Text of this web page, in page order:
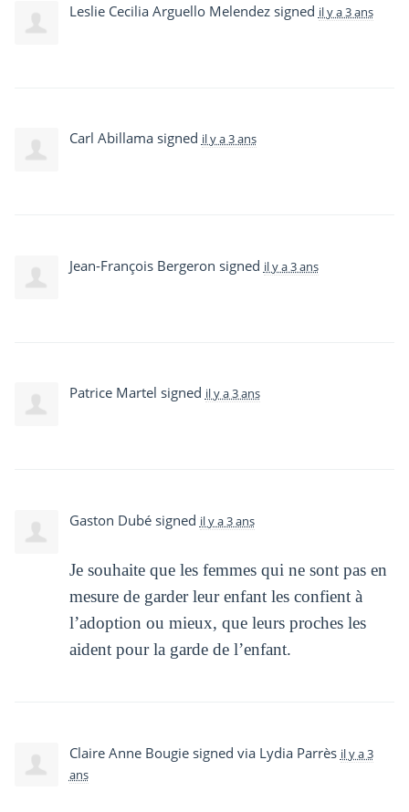
Leslie Cecilia Arguello Melendezsigned il y a 3 ans
Carl Abillamasigned il y a 3 ans
Jean-François Bergeron signed il y a 3 ans
Patrice Martel signed il y a 3 ans
Gaston Dubésigned il y a 3 ans
Je souhaite que les femmes qui ne sont pas en
mesure de garder leur enfant les confient à
l’adoption ou mieux, que leurs proches les
aident pour la garde de l’enfant.
Claire Anne Bougiesigned via Lydia Parrès il y a 3
ans